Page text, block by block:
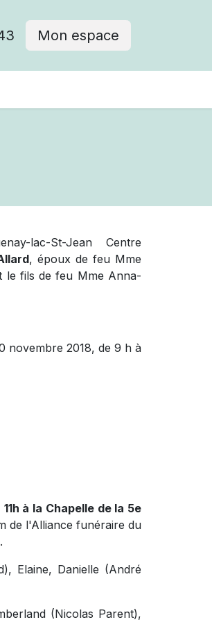
Mon espace
lac-St-Jean Centre
, époux de feu Mme
le fils de feu Mme Anna-
novembre 2018, de 9 h à
à la Chapelle de la 5e
de l'Alliance funéraire du
Elaine, Danielle (André
(Nicolas Parent),